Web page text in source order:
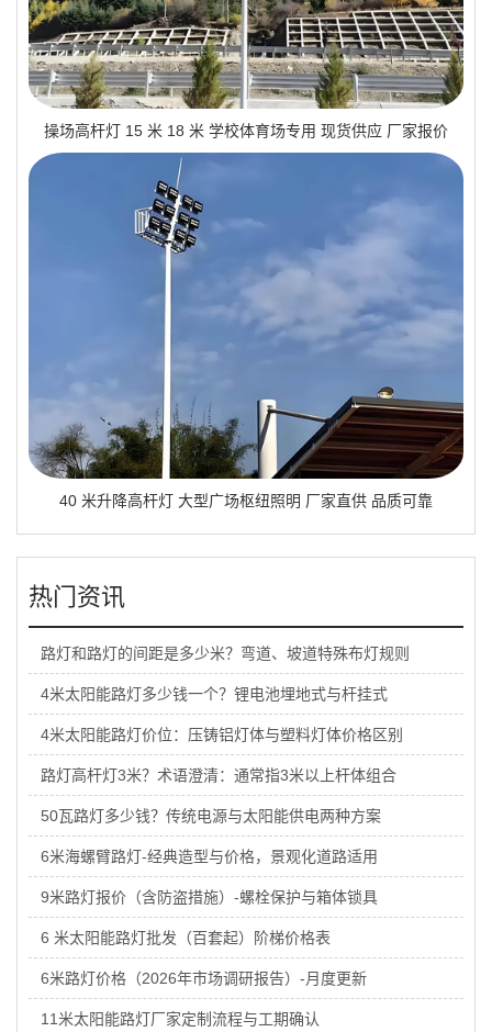
操场高杆灯 15 米 18 米 学校体育场专用 现货供应 厂家报价
40 米升降高杆灯 大型广场枢纽照明 厂家直供 品质可靠
热门资讯
路灯和路灯的间距是多少米？弯道、坡道特殊布灯规则
4米太阳能路灯多少钱一个？锂电池埋地式与杆挂式
4米太阳能路灯价位：压铸铝灯体与塑料灯体价格区别
路灯高杆灯3米？术语澄清：通常指3米以上杆体组合
50瓦路灯多少钱？传统电源与太阳能供电两种方案
6米海螺臂路灯-经典造型与价格，景观化道路适用
9米路灯报价（含防盗措施）-螺栓保护与箱体锁具
6 米太阳能路灯批发（百套起）阶梯价格表
6米路灯价格（2026年市场调研报告）-月度更新
11米太阳能路灯厂家定制流程与工期确认